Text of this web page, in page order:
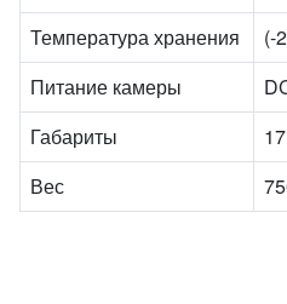
Температура хранения
(-
Питание камеры
Габариты
Вес